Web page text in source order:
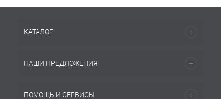
КАТАЛОГ
НАШИ ПРЕДЛОЖЕНИЯ
ПОМОЩЬ И СЕРВИСЫ